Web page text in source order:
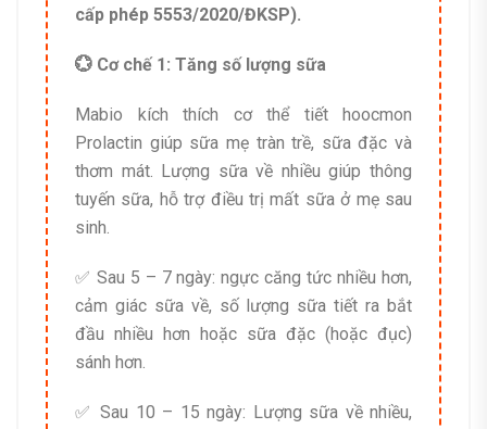
cấp phép 5553/2020/ĐKSP).
💮 Cơ chế 1: Tăng số lượng sữa
Mabio kích thích cơ thể tiết hoocmon
Prolactin giúp sữa mẹ tràn trề, sữa đặc và
thơm mát. Lượng sữa về nhiều giúp thông
tuyến sữa, hỗ trợ điều trị mất sữa ở mẹ sau
sinh.
✅ Sau 5 – 7 ngày: ngực căng tức nhiều hơn,
cảm giác sữa về, số lượng sữa tiết ra bắt
đầu nhiều hơn hoặc sữa đặc (hoặc đục)
sánh hơn.
✅ Sau 10 – 15 ngày: Lượng sữa về nhiều,